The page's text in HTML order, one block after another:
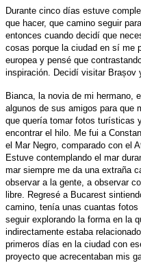
Durante cinco días estuve
que hacer, que camino seguir
entonces cuando decidí que
cosas porque la ciudad en sí me
europea y pensé que
inspiración. Decidí visitar Brașov
Bianca, la novia de mi hermano,
algunos de sus amigos para que
que quería tomar fotos turísticas
encontrar el hilo. Me fui a
el Mar Negro, comparado con el
Estuve contemplando el mar
mar siempre me da una extraña
observar a la gente, a observar
libre. Regresé a Bucarest
camino, tenía unas cuantas
seguir explorando la forma en la
indirectamente estaba
primeros días en la ciudad con
proyecto que acrecentaban mis